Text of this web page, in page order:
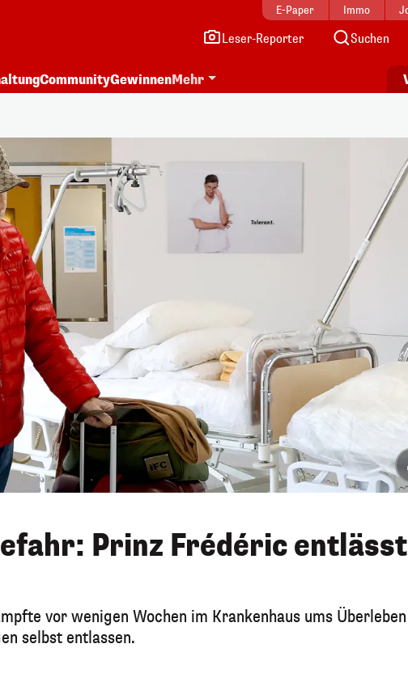
E-Paper Immo
Leser-Reporter Suchen
CommunityGewinnenMehr
Prinz Frédéric entlässt
vor wenigen Wochen im Krankenhaus ums
selbst entlassen.